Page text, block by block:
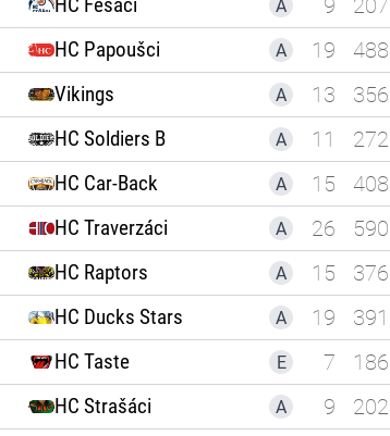
A 9 207
HC Papoušci A 19 488
Vikings A 13 356
HC Soldiers B A 11 272
HC Car-Back A 15 408
HC Traverzáci A 26 590
HC Raptors A 15 376
HC Ducks Stars A 19 391
HC Taste E 7 186
HC Strašáci A 9 202